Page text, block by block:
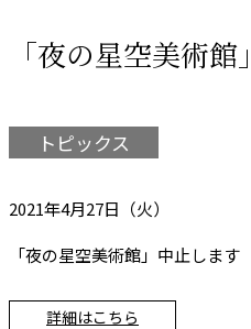
「夜の星空美術
トピックス
2021年4月27日（火）
「夜の星空美術館」中止します
詳細はこちら